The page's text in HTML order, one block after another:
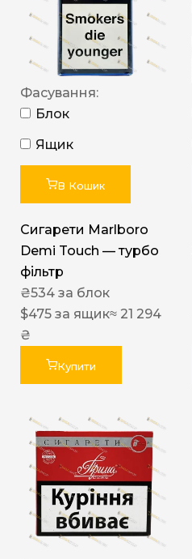
Фасування:
Блок
Ящик
В Кошик
Сигарети Marlboro
Demi Touch — турбо
фільтр
₴534 за блок
$475 за ящик≈ 21 294
₴
Купити